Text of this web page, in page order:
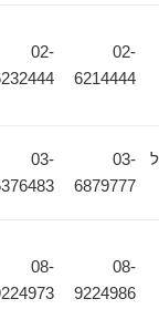
02-
6214444
02-
6232444
03-
6879777
03-
5376483
08-
9224986
08-
9224973